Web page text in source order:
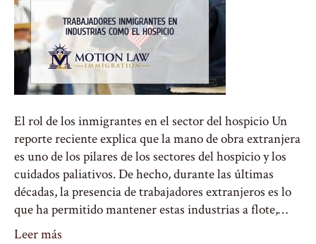
El rol de los inmigrantes en el sector del hospicio Un
reporte reciente explica que la mano de obra extranjera
es uno de los pilares de los sectores del hospicio y los
cuidados paliativos. De hecho, durante las últimas
décadas, la presencia de trabajadores extranjeros es lo
que ha permitido mantener estas industrias a flote,…
Leer más